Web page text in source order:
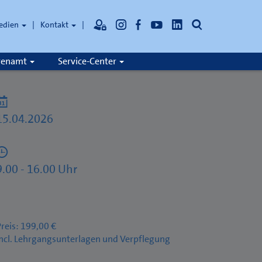
Kontakt
Service-Center
- 16.00 Uhr
199,00 €
Lehrgangsunterlagen und Verpflegung